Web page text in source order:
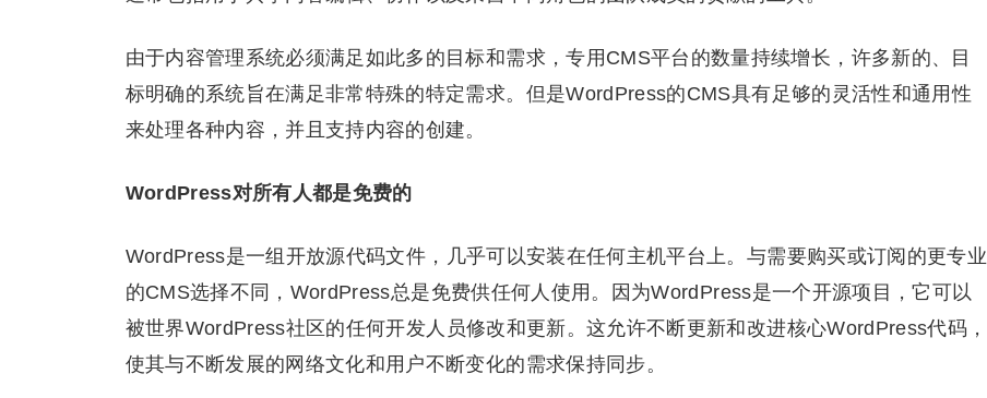
由于内容管理系统必须满足如此多的目标和需求，专用CMS平台的数量持续增长，许多新的、目
标明确的系统旨在满足非常特殊的特定需求。但是WordPress的CMS具有足够的灵活性和通用性
来处理各种内容，并且支持内容的创建。
WordPress对所有人都是免费的
WordPress是一组开放源代码文件，几乎可以安装在任何主机平台上。与需要购买或订阅的更专业
的CMS选择不同，WordPress总是免费供任何人使用。因为WordPress是一个开源项目，它可以
被世界WordPress社区的任何开发人员修改和更新。这允许不断更新和改进核心WordPress代码，
使其与不断发展的网络文化和用户不断变化的需求保持同步。